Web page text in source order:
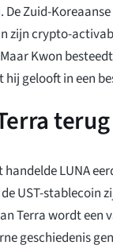
Zuid-
zijn crypto-
Kwon
gelooft in een
LUNA
UST-stablecoin
Terra wordt een
geschiedenis